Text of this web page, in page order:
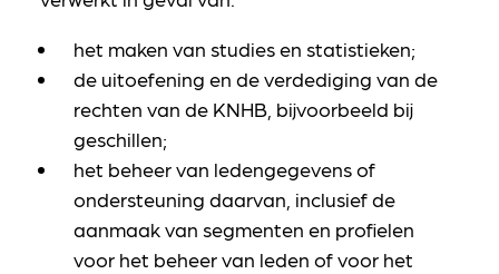
het maken van studies en statistieken;
de uitoefening en de verdediging van de
rechten van de KNHB, bijvoorbeeld bij
geschillen;
het beheer van ledengegevens of
ondersteuning daarvan, inclusief de
aanmaak van segmenten en profielen
voor het beheer van leden of voor het